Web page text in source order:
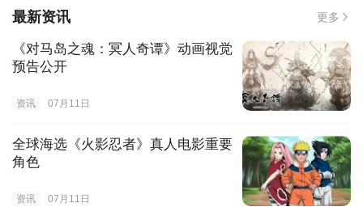
最新资讯 更多
《对马岛之魂：冥人奇谭》动画视觉
预告公开
资讯 07月11日
全球海选《火影忍者》真人电影重要
角色
资讯 07月11日